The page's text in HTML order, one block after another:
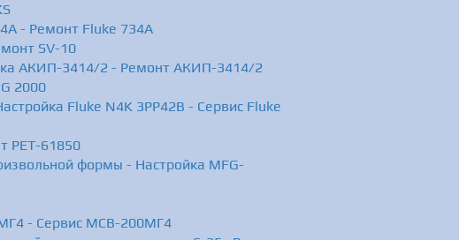
- Ремонт Fluke 734A
SV-10
АКИП-3414/2 - Ремонт АКИП-3414/2
2000
Fluke N4K 3PP42B - Сервис Fluke
РЕТ-61850
формы - Настройка MFG-
- Сервис МСВ-200МГ4